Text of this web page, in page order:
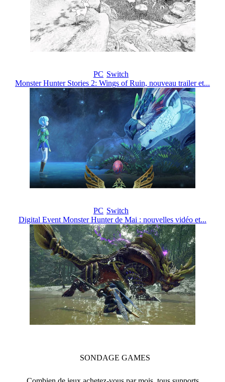
PC Switch
Monster Hunter Stories 2: Wings of Ruin, nouveau trailer et...
PC Switch
Digital Event Monster Hunter de Mai : nouvelles vidéo et...
SONDAGE GAMES